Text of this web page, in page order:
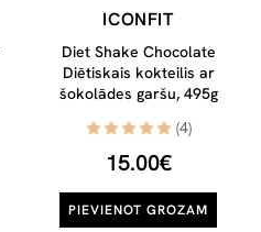
ICONFIT
Diet Shake Chocolate
Diētiskais kokteilis ar
šokolādes garšu, 495g
(4)
15.00€
PIEVIENOT GROZAM